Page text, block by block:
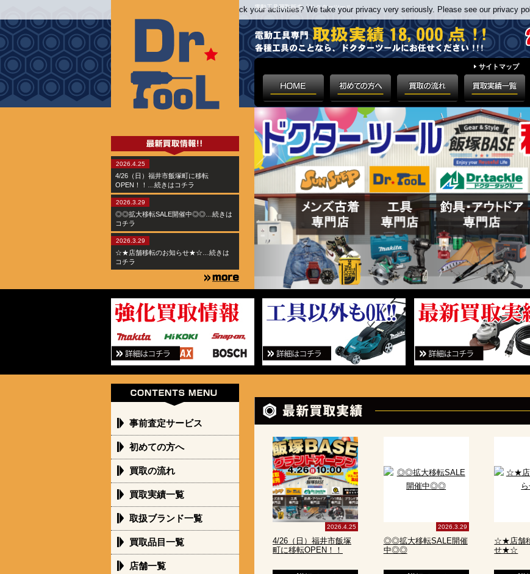
電動工具買取販売「ドクターツール」
サイトマップ
2026.4.25
4/26（日）福井市飯塚町に移転
OPEN！！…続きはコチラ
2026.3.29
◎◎拡大移転SALE開催中◎◎…続きは
コチラ
2026.3.29
☆★店舗移転のお知らせ★☆…続きは
コチラ
2026.4.25
4/26（日）福井市飯塚
町に移転OPEN！！
2026.3.29
◎◎拡大移転SALE開催
中◎◎
☆★店舗
せ★☆
事前査定サービス
初めての方へ
買取の流れ
買取実績一覧
取扱ブランド一覧
買取品目一覧
店舗一覧
May we use cookies to track your activities? We take your privacy very seriously. Please see our privacy